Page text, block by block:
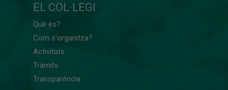
EL COL·LEGI
Què és?
Com s'organitza?
Activitats
Tràmits
Transparència